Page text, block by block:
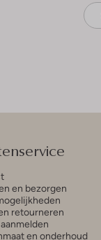
en bezorgen
retourneren
en onderhoud